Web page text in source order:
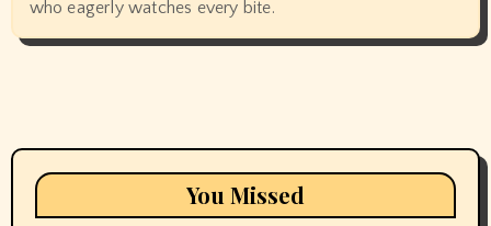
who eagerly watches every bite.
You Missed